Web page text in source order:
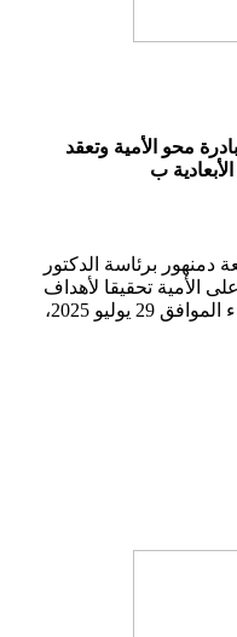
محو الأمية وتعقد
دمنهور برئاسة الدكتور
الأمية تحقيقا لأهداف
التنمية المستدامة، انطلقت اليوم الثلاثاء الموافق 29 يوليو 2025،